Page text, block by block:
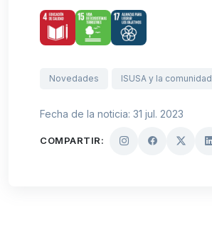
Novedades ISUSA y la comunidad
Fecha de la noticia: 31 jul. 2023
COMPARTIR: